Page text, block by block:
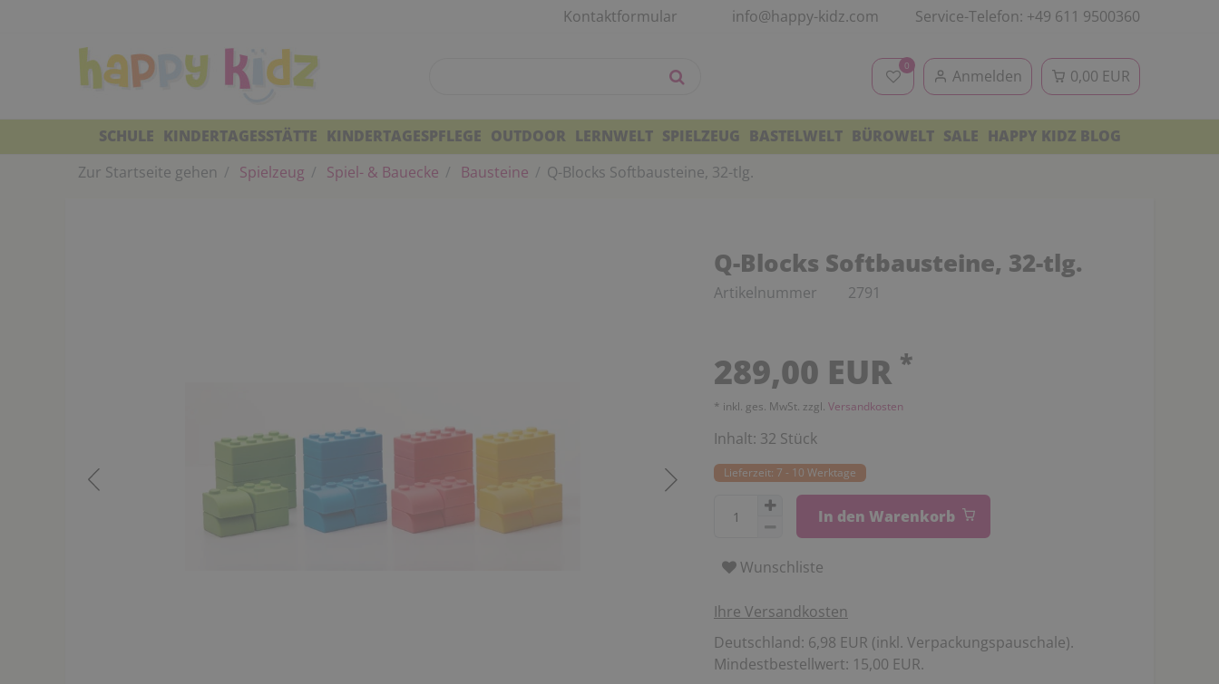
Kontaktformular info@happy-kidz.com Service-Telefon: +49 611 9500360
0
Anmelden 0,00 EUR
SCHULE KINDERTAGESSTÄTTE KINDERTAGESPFLEGE OUTDOOR LERNWELT SPIELZEUG BASTELWELT BÜROWELT SALE HAPPY KIDZ BLOG
Zur Startseite gehen
Spielzeug Spiel- & Bauecke Bausteine Q-Blocks Softbausteine, 32-tlg.
Q-Blocks Softbausteine, 32-tlg.
Artikelnummer 2791
289,00 EUR *
* inkl. ges. MwSt. zzgl. Versandkosten
Inhalt: 32 Stück
Lieferzeit: 7 - 10 Werktage
In den Warenkorb
Wunschliste
Ihre Versandkosten
Deutschland: 6,98 EUR (inkl. Verpackungspauschale).
Mindestbestellwert: 15,00 EUR.